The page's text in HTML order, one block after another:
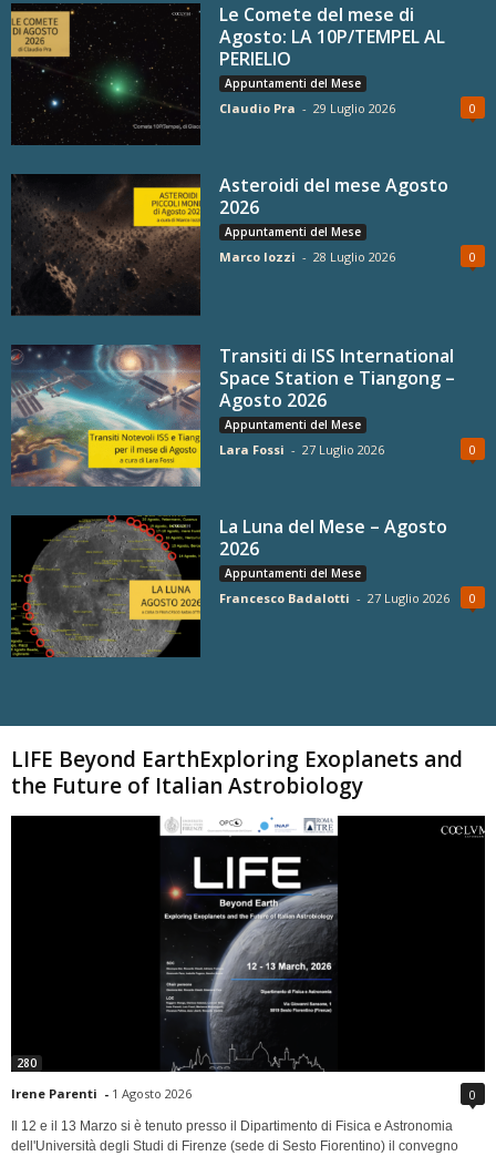
Le Comete del mese di
Agosto: LA 10P/TEMPEL AL
PERIELIO
Appuntamenti del Mese
Claudio Pra - 29 Luglio 2026 0
Asteroidi del mese Agosto
2026
Appuntamenti del Mese
Marco Iozzi - 28 Luglio 2026 0
Transiti di ISS International
Space Station e Tiangong –
Agosto 2026
Appuntamenti del Mese
Lara Fossi - 27 Luglio 2026 0
La Luna del Mese – Agosto
2026
Appuntamenti del Mese
Francesco Badalotti - 27 Luglio 2026 0
LIFE Beyond EarthExploring Exoplanets and
the Future of Italian Astrobiology
280
Irene Parenti - 1 Agosto 2026 0
Il 12 e il 13 Marzo si è tenuto presso il Dipartimento di Fisica e Astronomia
dell'Università degli Studi di Firenze (sede di Sesto Fiorentino) il convegno